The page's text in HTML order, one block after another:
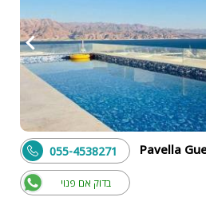
בדוק אם פנוי
055-4538271